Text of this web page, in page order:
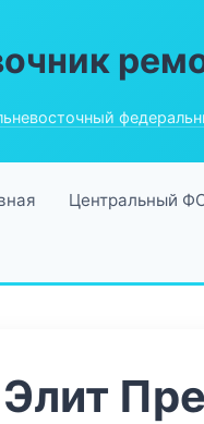
Центральный